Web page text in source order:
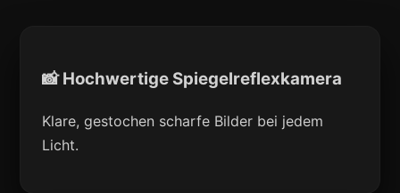
📸 Hochwertige Spiegelreflexkamera
Klare, gestochen scharfe Bilder bei jedem
Licht.